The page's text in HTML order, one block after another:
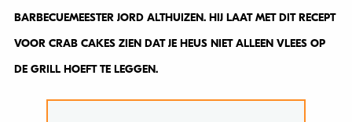
BARBECUEMEESTER JORD ALTHUIZEN. HIJ LAAT MET DIT RECEPT
VOOR CRAB CAKES ZIEN DAT JE HEUS NIET ALLEEN VLEES OP
DE GRILL HOEFT TE LEGGEN.